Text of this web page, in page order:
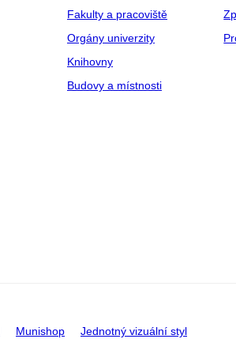
Fakulty a pracoviště
Orgány univerzity
Knihovny
Budovy a místnosti
Munishop Jednotný vizuální styl